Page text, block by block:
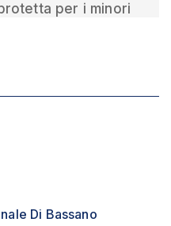
per i minori
Di Bassano